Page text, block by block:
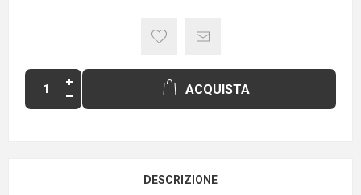
ACQUISTA
DESCRIZIONE